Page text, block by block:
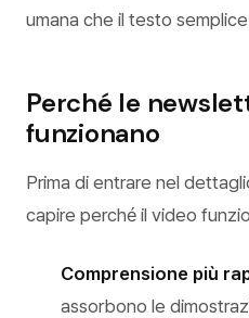
umana che il testo
Perché le
funzionano
Prima di entrare nel
capire perché il video
Comprensione più
assorbono le